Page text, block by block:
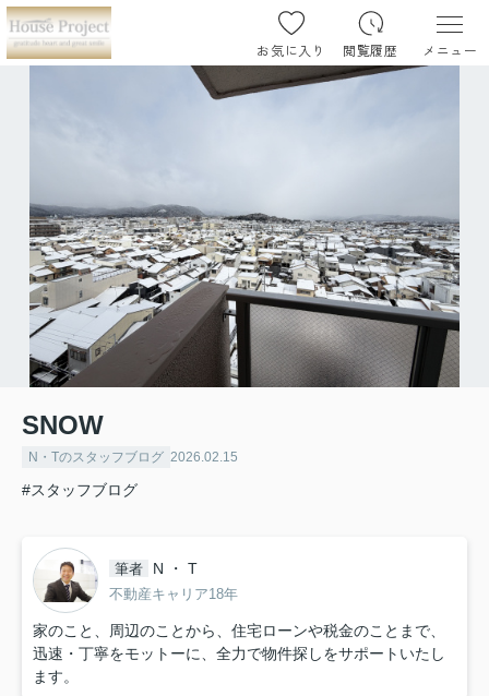
お気に入り 閲覧履歴 メニュー
SNOW
N・Tのスタッフブログ 2026.02.15
#スタッフブログ
筆者 N ・ T
不動産キャリア18年
家のこと、周辺のことから、住宅ローンや税金のことまで、
迅速・丁寧をモットーに、全力で物件探しをサポートいたし
ます。